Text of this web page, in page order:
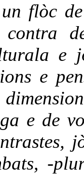
flòc
e
e
e de
-